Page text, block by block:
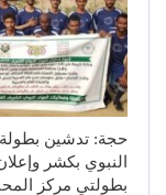
حجة: تدشين بطولة
النبوي بكشر
بطولتي مركز